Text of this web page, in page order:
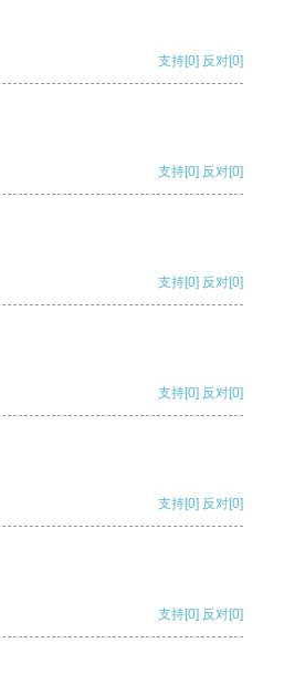
支持[0] 反对[0]
支持[0] 反对[0]
支持[0] 反对[0]
支持[0] 反对[0]
支持[0] 反对[0]
支持[0] 反对[0]